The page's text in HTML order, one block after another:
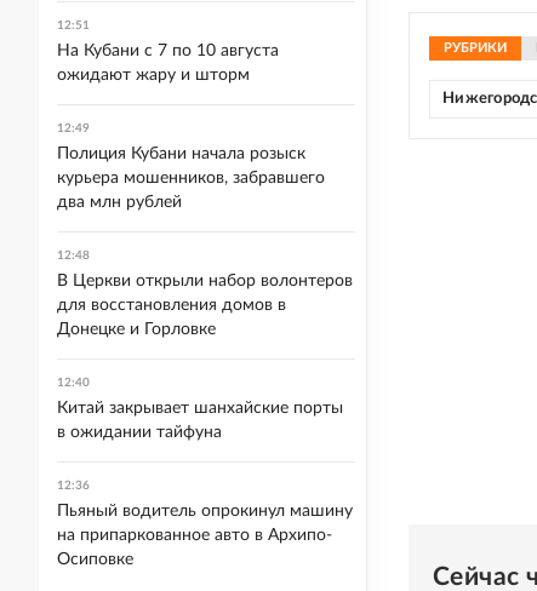
РУБРИКИ
Сейчас
12:51
На Кубани с 7 по 10 августа
ожидают жару и шторм
12:49
Полиция Кубани начала розыск
курьера мошенников, забравшего
два млн рублей
12:48
В Церкви открыли набор волонтеров
для восстановления домов в
Донецке и Горловке
12:40
Китай закрывает шанхайские порты
в ожидании тайфуна
12:36
Пьяный водитель опрокинул машину
на припаркованное авто в Архипо-
Осиповке